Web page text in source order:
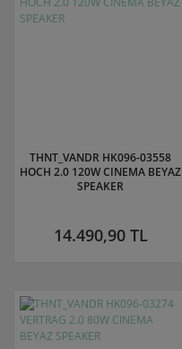
THNT_VANDR HK096-03558
HOCH 2.0 120W CINEMA BEYAZ
SPEAKER
14.490,90 TL